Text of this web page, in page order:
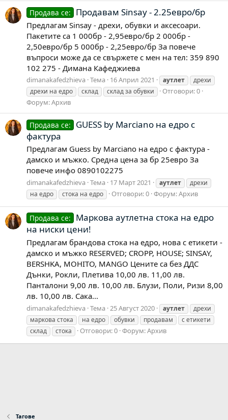
Продава се: Продавам Sinsay - 2.25евро/бр
Предлагам Sinsay - дрехи, обувки и аксесоари.
Пакетите са 1 000бр - 2,95евро/бр 2 000бр -
2,50евро/бр 5 000бр - 2,25евро/бр За повече
въпроси може да се свържете с мен на тел: 359 890
102 275 - Димана Кафеджиева
dimanakafedzhieva Тема 16 Април 2021 аутлет
дрехи
дрехи на едро
склад склад за обувки
Отговори: 0
Форум:Архив
Продава се:
GUESS by Marciano на едро с
фактура
Предлагам Guess by Marciano на едро с фактура -
дамско и мъжко. Средна цена за бр 25евро За
повече инфо 0890102275
dimanakafedzhieva Тема 17 Март 2021 аутлет
дрехи
на едро
стока на едро Отговори: 0 Форум:Архив
Продава се:
Маркова аутлетна стока на едро
на ниски цени!
Предлагам брандова стока на едро, нова с етикети -
дамско и мъжко RESERVED; CROPP, HOUSE; SINSAY,
BERSHKA, MOHITO, MANGO Цените са без ДДС
Дънки, Рокли, Плетива 10,00 лв. 11,00 лв.
Панталони 9,00 лв. 10,00 лв. Блузи, Поли, Ризи 8,00
лв. 10,00 лв. Сака...
dimanakafedzhieva Тема 25 Август 2020 аутлет
дрехи
маркова стока
на едро обувки продавам
с етикети
склад
стока Отговори: 0 Форум:Архив
Тагове